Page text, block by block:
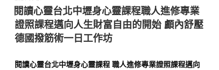
佈
於
閱讀心靈台北中壢身心靈課程職人進修專業
證照課程邁向人生財富自由的開始 顱內舒壓
德國撥筋術一日工作坊
閱讀心靈台北中壢身心靈課程 職人進修專業證照課程邁向